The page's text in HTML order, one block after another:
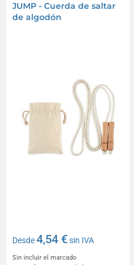
JUMP - Cuerda de saltar
de algodón
Desde4,54 €sin IVA
Sin incluir el marcado